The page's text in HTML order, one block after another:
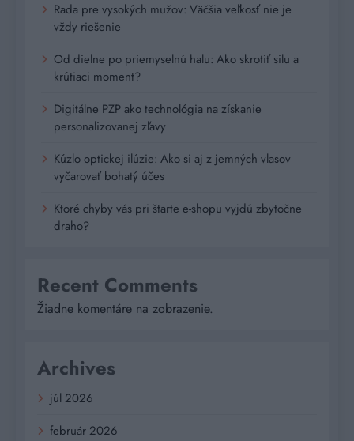
Rada pre vysokých mužov: Väčšia veľkosť nie je
vždy riešenie
Od dielne po priemyselnú halu: Ako skrotiť silu a
krútiaci moment?
Digitálne PZP ako technológia na získanie
personalizovanej zľavy
Kúzlo optickej ilúzie: Ako si aj z jemných vlasov
vyčarovať bohatý účes
Ktoré chyby vás pri štarte e-shopu vyjdú zbytočne
draho?
Recent Comments
Žiadne komentáre na zobrazenie.
Archives
júl 2026
február 2026